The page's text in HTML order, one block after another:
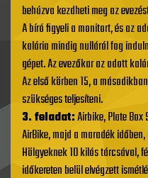
behúzva kezdheti meg az
A bíró figyeli a monitort, és az
kalória mindig nulláról fog
gépet. Az evezőkar az adott
Az első körben 15, a
szükséges teljesíteni.
3. feladat:Airbike, Plate Box
AirBike, majd a maradék
Hölgyeknek 10 kilós tárcsával,
időkereten belül elvégzett